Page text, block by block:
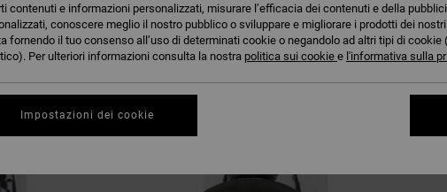
contenuti e informazioni personalizzati, misurare l’efficacia dei contenuti e della
conoscere meglio il nostro pubblico o sviluppare e migliorare i prodotti dei
fornendo il tuo consenso all’uso di determinati cookie o negandolo ad altri tipi di
Per ulteriori informazioni consulta la nostra politica sui cookie e l'informativa sulla
Impostazioni dei cookie